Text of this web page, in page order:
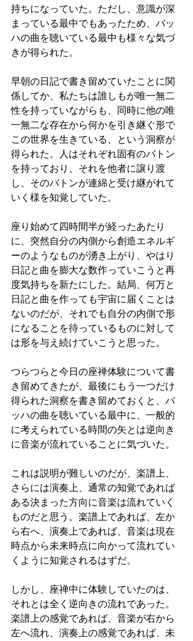
持ちになっていた。ただし、意識が深
まっている最中でもあったため、バッ
ハの曲を聴いている最中も様々な気づ
きが得られた。
早朝の日記で書き留めていたことに関
係してか、私たちは誰しもが唯一無二
性を持っていながらも、同時に他の唯
一無二な存在から何かを引き継ぐ形で
この世界を生きている、という洞察が
得られた。人はそれぞれ固有のバトン
を持っており、それを他者に譲り渡
し、そのバトンが連綿と受け継がれて
いく様を知覚していた。
座り始めて四時間半が経ったあたり
に、突然自分の内側から創造エネルギ
ーのようなものが湧き上がり、やはり
日記と曲を膨大な数作っていこうと再
度気持ちを新たにした。結局、何万と
日記と曲を作っても宇宙に届くことは
ないのだが、それでも自分の内側で形
になることを待っているものに対して
は形を与え続けていこうと思った。
つらつらと今日の座禅体験について書
き留めてきたが、最後にもう一つだけ
得られた洞察を書き留めておくと、バ
ッハの曲を聴いている最中に、一般的
に考えられている時間の矢とは逆向き
に音楽が流れていることに気づいた。
これは説明が難しいのだが、楽譜上、
さらには演奏上、通常の知覚であれば
ある決まった方向に音楽は流れていく
ものだと思う。楽譜上であれば、左か
ら右へ、演奏上であれば、音楽は現在
時点から未来時点に向かって流れてい
くように知覚されるはずだ。
しかし、座禅中に体験していたのは、
それとは全く逆向きの流れであった。
楽譜上の感覚であれば、音楽が右から
左へ流れ、演奏上の感覚であれば、未